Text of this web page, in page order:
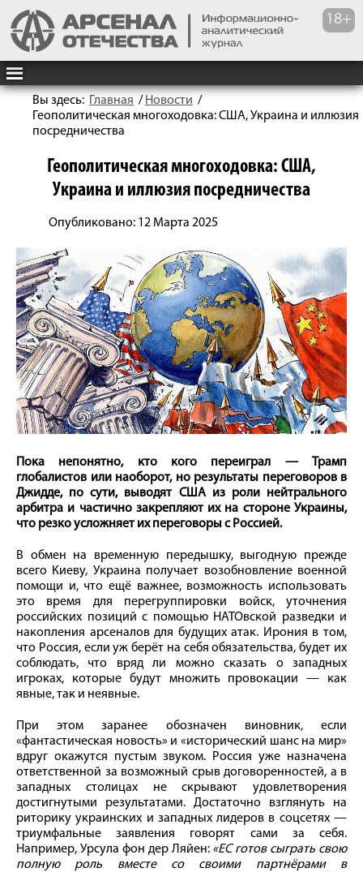
Вы здесь: Главная / Новости /
Геополитическая многоходовка: США, Украина и иллюзия
посредничества
Геополитическая многоходовка: США,
Украина и иллюзия посредничества
Опубликовано: 12 Марта 2025
Пока непонятно, кто кого переиграл — Трамп
глобалистов или наоборот, но результаты переговоров в
Джидде, по сути, выводят США из роли нейтрального
арбитра и частично закрепляют их на стороне Украины,
что резко усложняет их переговоры с Россией.
В обмен на временную передышку, выгодную прежде
всего Киеву, Украина получает возобновление военной
помощи и, что ещё важнее, возможность использовать
это время для перегруппировки войск, уточнения
российских позиций с помощью НАТОвской разведки и
накопления арсеналов для будущих атак. Ирония в том,
что Россия, если уж берёт на себя обязательства, будет их
соблюдать, что вряд ли можно сказать о западных
игроках, которые будут множить провокации — как
явные, так и неявные.
При этом заранее обозначен виновник, если
«фантастическая новость» и «исторический шанс на мир»
вдруг окажутся пустым звуком. Россия уже назначена
ответственной за возможный срыв договоренностей, а в
западных столицах не скрывают удовлетворения
достигнутыми результатами. Достаточно взглянуть на
риторику украинских и западных лидеров в соцсетях —
триумфальные заявления говорят сами за себя.
Например, Урсула фон дер Ляйен:«ЕС готов сыграть свою
полную роль вместе со своими партнёрами в